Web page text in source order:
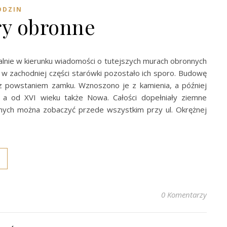
obronne
w kierunku wiadomości o tutejszych murach obronnych
zachodniej części starówki pozostało ich sporo. Budowę
zamku. Wznoszono je z kamienia, a później
XVI wieku także Nowa. Całości dopełniały ziemne
można zobaczyć przede wszystkim przy ul. Okrężnej
0 Komentarzy